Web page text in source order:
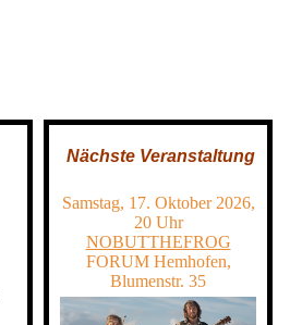
Nächste Veranstaltung
Samstag, 17. Oktober 2026,
20 Uhr
NOBUTTHEFROG
FORUM Hemhofen,
Blumenstr. 35